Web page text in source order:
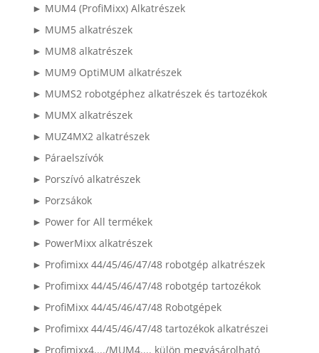
► MUM4 (ProfiMixx) Alkatrészek
► MUM5 alkatrészek
► MUM8 alkatrészek
► MUM9 OptiMUM alkatrészek
► MUMS2 robotgéphez alkatrészek és tartozékok
► MUMX alkatrészek
► MUZ4MX2 alkatrészek
► Páraelszívók
► Porszívó alkatrészek
► Porzsákok
► Power for All termékek
► PowerMixx alkatrészek
► Profimixx 44/45/46/47/48 robotgép alkatrészek
► Profimixx 44/45/46/47/48 robotgép tartozékok
► ProfiMixx 44/45/46/47/48 Robotgépek
► Profimixx 44/45/46/47/48 tartozékok alkatrészei
► Profimixx4..../MUM4.... külön megvásárolható